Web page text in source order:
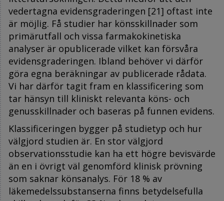
vedertagna evidensgraderingen [21] oftast inte
är möjlig. Få studier har könsskillnader som
primärutfall och vissa farmakokinetiska
analyser är opublicerade vilket kan försvåra
evidensgraderingen. Ibland behöver vi därför
göra egna beräkningar av publicerade rådata.
Vi har därför tagit fram en klassificering som
tar hänsyn till kliniskt relevanta köns- och
genusskillnader och baseras på funnen evidens.
Klassificeringen bygger på studietyp och hur
välgjord studien är. En stor välgjord
observationsstudie kan ha ett högre bevisvärde
än en i övrigt väl genomförd klinisk prövning
som saknar könsanalys. För 18 % av
läkemedelssubstanserna finns betydelsefulla